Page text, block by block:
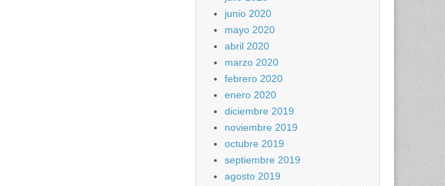
junio 2020
mayo 2020
abril 2020
marzo 2020
febrero 2020
enero 2020
diciembre 2019
noviembre 2019
octubre 2019
septiembre 2019
agosto 2019